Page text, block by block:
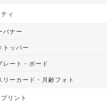
ィ
バナー
トッパー
レート・ボード
リーカード・月齢フォト
リント